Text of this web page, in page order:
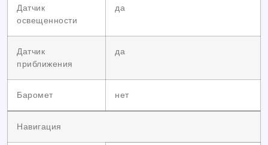
Датчик
освещенности
да
Датчик
приближения
да
Баромет нет
Навигация